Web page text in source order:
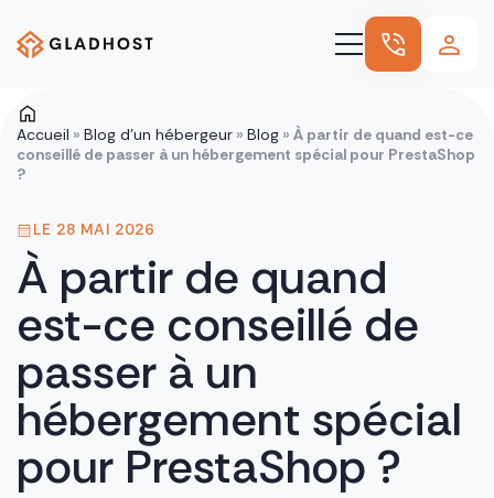
Hébergement
Nos références
Nous connaître
Blog
Accueil » Blog d’un hébergeur » Blog » À partir de quand est-ce
conseillé de passer à un hébergement spécial pour PrestaShop
?
LE 28 MAI 2026
À partir de quand
est-ce conseillé de
passer à un
hébergement spécial
pour PrestaShop ?